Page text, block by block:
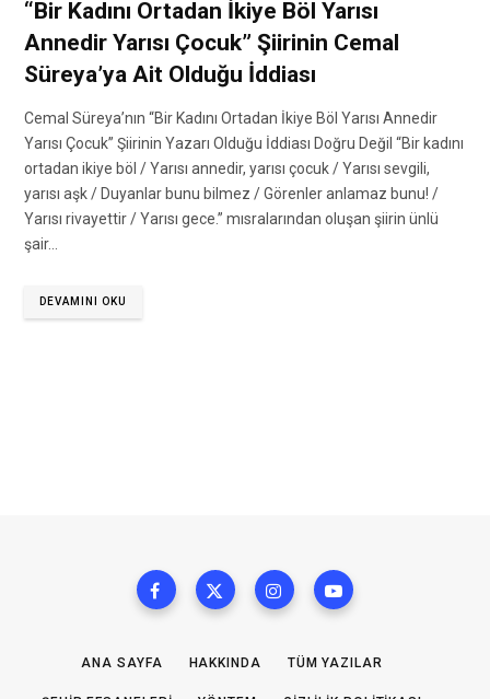
“Bir Kadını Ortadan İkiye Böl Yarısı
Annedir Yarısı Çocuk” Şiirinin Cemal
Süreya’ya Ait Olduğu İddiası
Cemal Süreya’nın “Bir Kadını Ortadan İkiye Böl Yarısı Annedir
Yarısı Çocuk” Şiirinin Yazarı Olduğu İddiası Doğru Değil “Bir kadını
ortadan ikiye böl / Yarısı annedir, yarısı çocuk / Yarısı sevgili,
yarısı aşk / Duyanlar bunu bilmez / Görenler anlamaz bunu! /
Yarısı rivayettir / Yarısı gece.” mısralarından oluşan şiirin ünlü
şair…
DEVAMINI OKU
ANA SAYFA HAKKINDA TÜM YAZILAR